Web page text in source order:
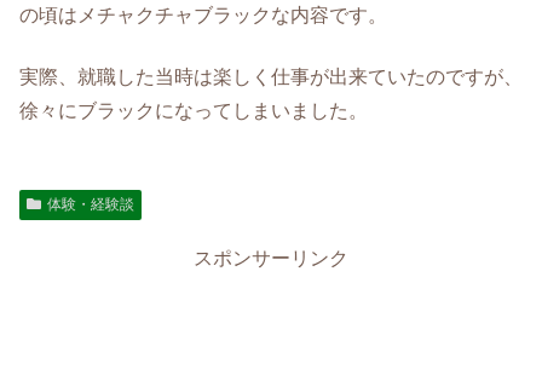
の頃はメチャクチャブラックな内容です。
実際、就職した当時は楽しく仕事が出来ていたのですが、
徐々にブラックになってしまいました。
体験・経験談
スポンサーリンク